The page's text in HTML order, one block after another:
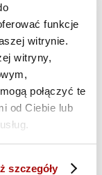
funkcje
witrynie.
witryny,
połączyć te
od Ciebie lub
szczegóły